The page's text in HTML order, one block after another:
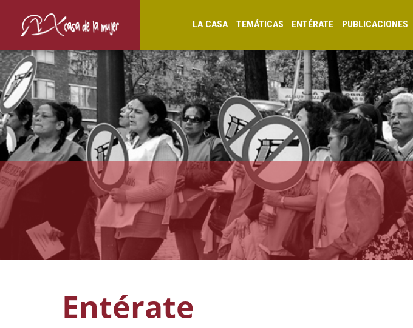
LA CASA TEMÁTICAS ENTÉRATE PUBLICACIONES
Entérate